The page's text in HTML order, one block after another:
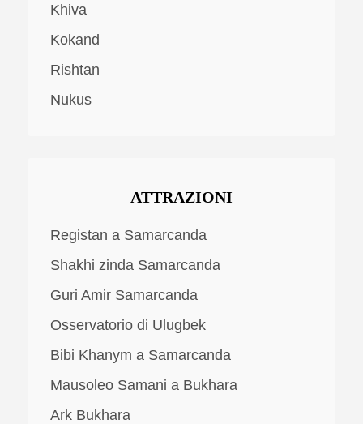
Khiva
Kokand
Rishtan
Nukus
ATTRAZIONI
Registan a Samarcanda
Shakhi zinda Samarcanda
Guri Amir Samarcanda
Osservatorio di Ulugbek
Bibi Khanym a Samarcanda
Mausoleo Samani a Bukhara
Ark Bukhara